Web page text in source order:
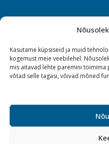
Kasutame küpsiseid ja muid
kogemust meie veebilehel.
mis aitavad lehte paremini toimima
võtad selle tagasi, võivad mõned